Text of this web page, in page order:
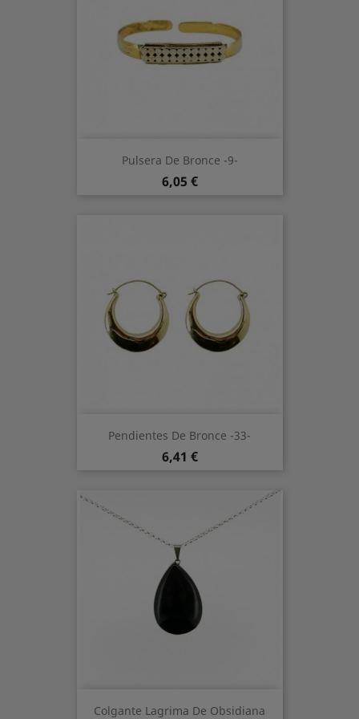
Pulsera De Bronce -9-
Preis
6,05 €
Pendientes De Bronce -33-
Preis
6,41 €
Colgante Lagrima De Obsidiana